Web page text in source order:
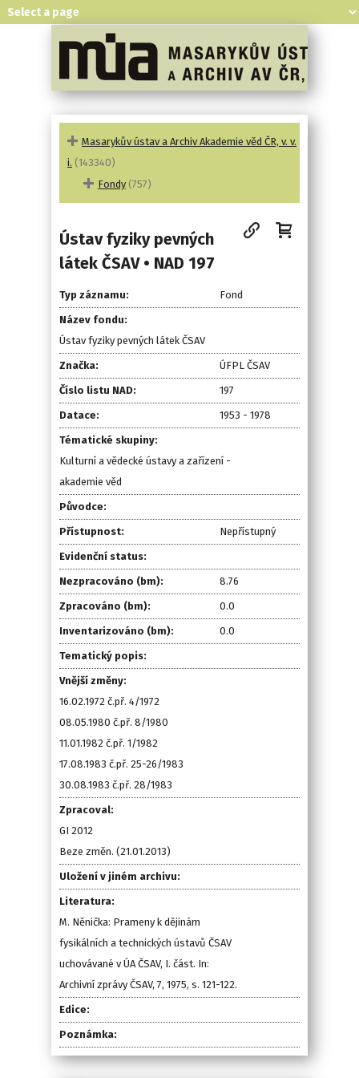
Masarykův ústav a Archiv Akademie věd ČR, v. v.
i. (143340)
Fondy (757)
Ústav fyziky pevných
látek ČSAV • NAD 197
Typ záznamu: Fond
Název fondu:
Ústav fyziky pevných látek ČSAV
Značka: ÚFPL ČSAV
Číslo listu NAD: 197
Datace: 1953 - 1978
Tématické skupiny:
Kulturní a vědecké ústavy a zařízení -
akademie věd
Původce:
Přístupnost: Nepřístupný
Evidenční status:
Nezpracováno (bm): 8.76
Zpracováno (bm): 0.0
Inventarizováno (bm): 0.0
Tematický popis:
Vnější změny:
16.02.1972 č.př. 4/1972
08.05.1980 č.př. 8/1980
11.01.1982 č.př. 1/1982
17.08.1983 č.př. 25-26/1983
30.08.1983 č.př. 28/1983
Zpracoval:
GI 2012
Beze změn. (21.01.2013)
Uložení v jiném archivu:
Literatura:
M. Něnička: Prameny k dějinám
fysikálních a technických ústavů ČSAV
uchovávané v ÚA ČSAV, I. část. In:
Archivní zprávy ČSAV, 7, 1975, s. 121-122.
Edice:
Poznámka: